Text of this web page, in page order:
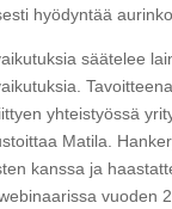
hyödyntää
säätelee
yhteistyössä
Matila.
kanssa ja
vuoden